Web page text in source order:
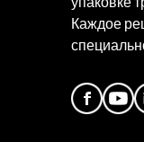
Каждое